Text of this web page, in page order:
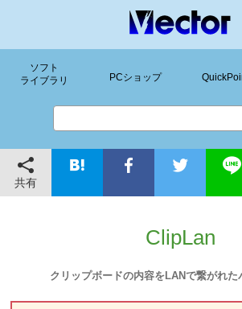
ソフト
ライブラリ
PCショップ
共有
ClipLan
クリップボードの内容をLANで繋がれた